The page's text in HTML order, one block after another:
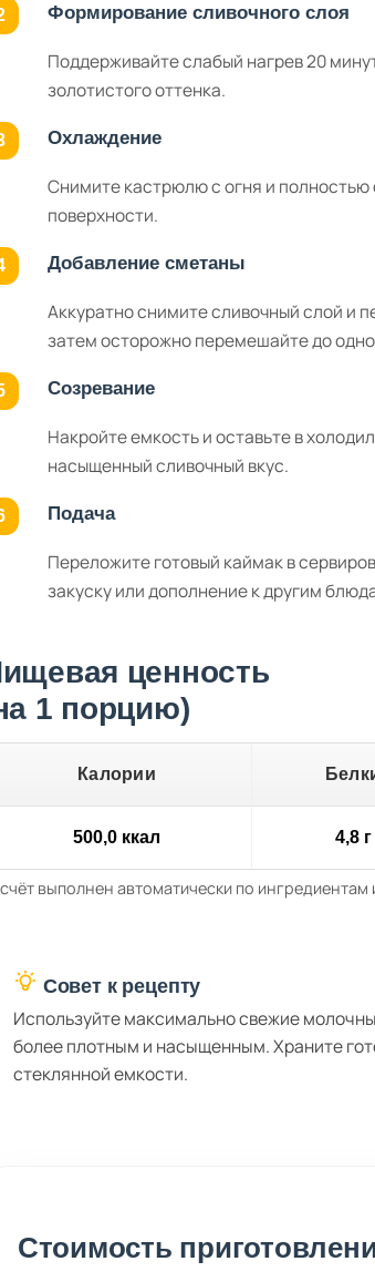
Формирование сливочного слоя
Поддерживайте слабый нагрев 20
золотистого оттенка.
Охлаждение
Снимите кастрюлю с огня и
поверхности.
Добавление сметаны
Аккуратно снимите сливочный слой и
затем осторожно перемешайте до
Созревание
Накройте емкость и оставьте в
насыщенный сливочный вкус.
Подача
Переложите готовый каймак в
закуску или дополнение к другим
ценность
1 порцию)
Калории
500,0 ккал 4,8 г
выполнен автоматически по
Совет к рецепту
Используйте максимально свежие
более плотным и насыщенным. Храните
стеклянной емкости.
Стоимость